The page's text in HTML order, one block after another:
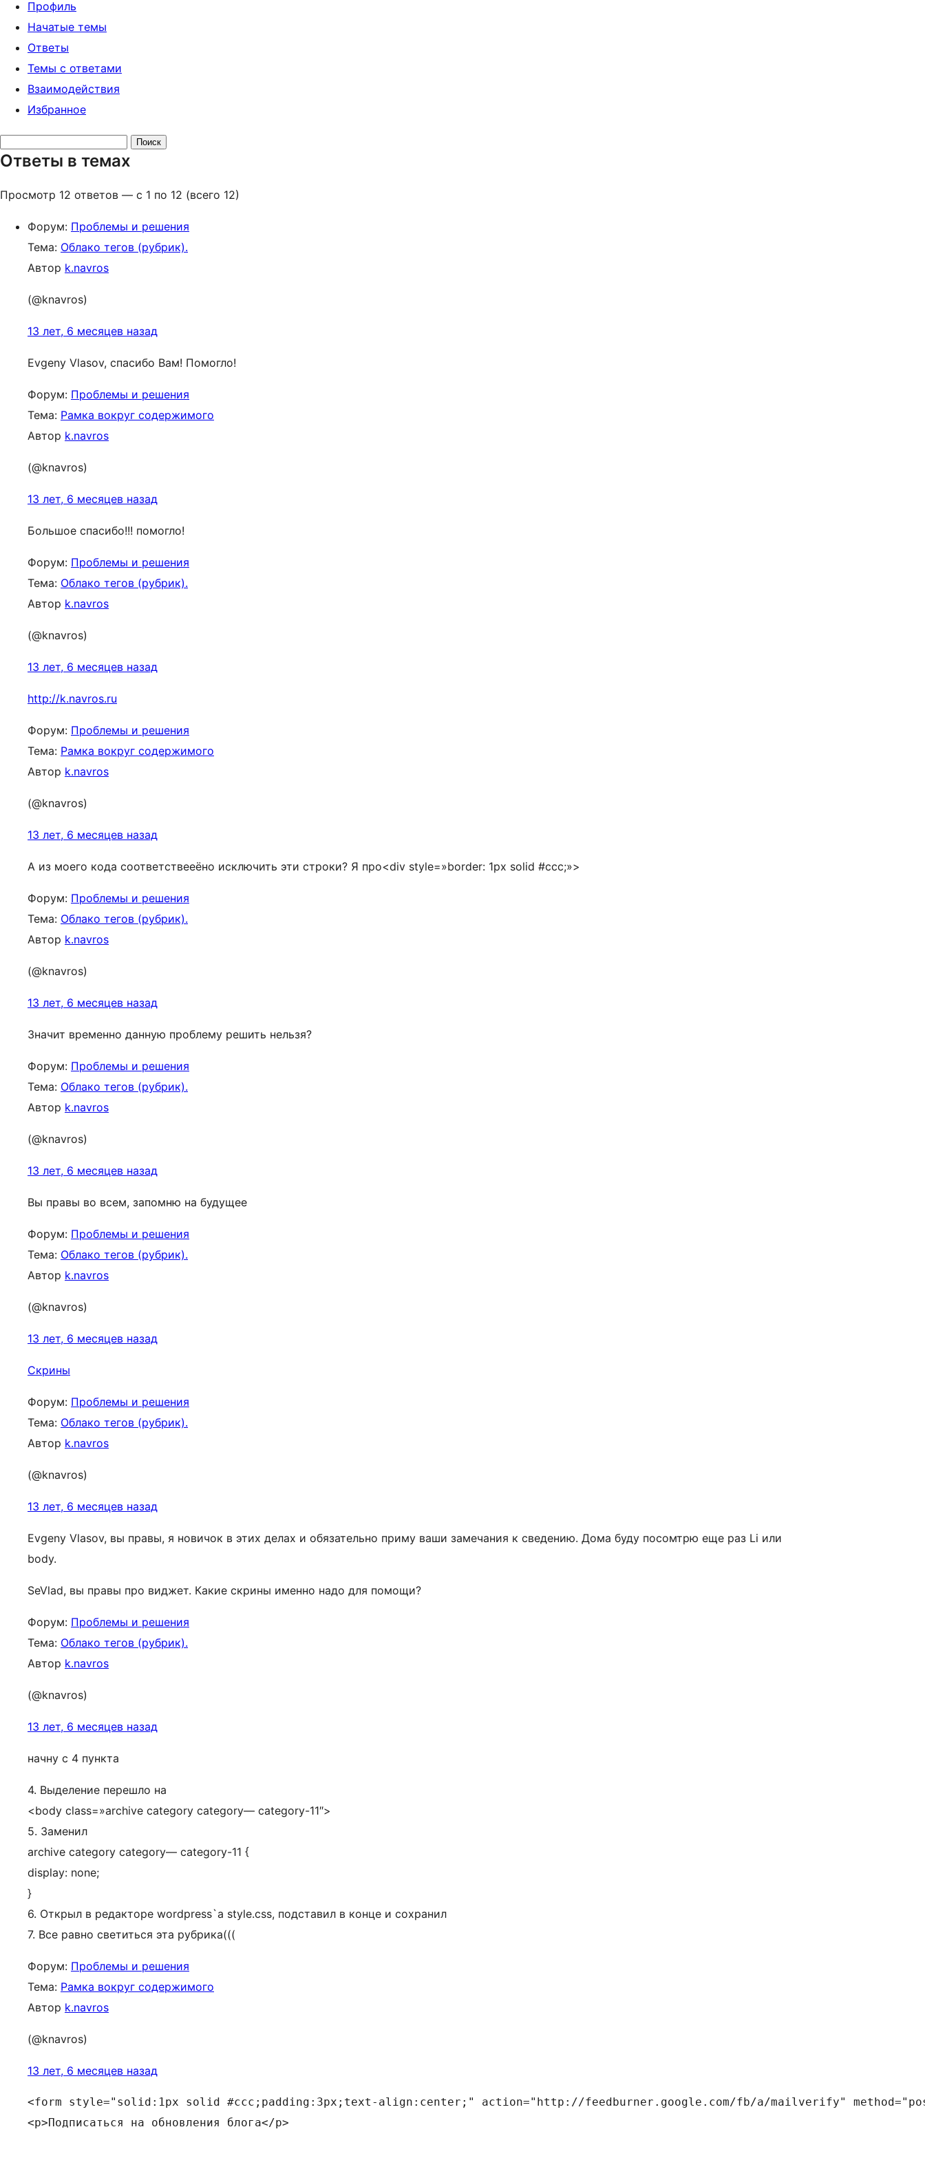
Профиль
Начатые темы
Ответы
Темы с ответами
Взаимодействия
Избранное
ответов:
Ответы в темах
Просмотр 12 ответов — с 1 по 12 (всего 12)
Форум: Проблемы и решения
Тема: Облако тегов (рубрик).
Автор k.navros
(@knavros)
13 лет, 6 месяцев назад
Evgeny Vlasov, спасибо Вам! Помогло!
Форум: Проблемы и решения
Тема: Рамка вокруг содержимого
Автор k.navros
(@knavros)
13 лет, 6 месяцев назад
Большое спасибо!!! помогло!
Форум: Проблемы и решения
Тема: Облако тегов (рубрик).
Автор k.navros
(@knavros)
13 лет, 6 месяцев назад
http://k.navros.ru
Форум: Проблемы и решения
Тема: Рамка вокруг содержимого
Автор k.navros
(@knavros)
13 лет, 6 месяцев назад
А из моего кода соответствееёно исключить эти строки? Я про<div style=»border: 1px solid #ccc;»>
Форум: Проблемы и решения
Тема: Облако тегов (рубрик).
Автор k.navros
(@knavros)
13 лет, 6 месяцев назад
Значит временно данную проблему решить нельзя?
Форум: Проблемы и решения
Тема: Облако тегов (рубрик).
Автор k.navros
(@knavros)
13 лет, 6 месяцев назад
Вы правы во всем, запомню на будущее
Форум: Проблемы и решения
Тема: Облако тегов (рубрик).
Автор k.navros
(@knavros)
13 лет, 6 месяцев назад
Скрины
Форум: Проблемы и решения
Тема: Облако тегов (рубрик).
Автор k.navros
(@knavros)
13 лет, 6 месяцев назад
Evgeny Vlasov, вы правы, я новичок в этих делах и обязательно приму ваши замечания к сведению. Дома буду посомтрю еще раз Li или
body.
SeVlad, вы правы про виджет. Какие скрины именно надо для помощи?
Форум: Проблемы и решения
Тема: Облако тегов (рубрик).
Автор k.navros
(@knavros)
13 лет, 6 месяцев назад
начну с 4 пункта
4. Выделение перешло на
<body class=»archive category category— category-11″>
5. Заменил
archive category category— category-11 {
display: none;
}
6. Открыл в редакторе wordpress`а style.css, подставил в конце и сохранил
7. Все равно светиться эта рубрика(((
Форум: Проблемы и решения
Тема: Рамка вокруг содержимого
Автор k.navros
(@knavros)
13 лет, 6 месяцев назад
<form style="solid:1px solid #ccc;padding:3px;text-align:center;" action="http://feedburner.google.com/fb/a/mailverify"
<p>Подписаться на обновления блога</p>